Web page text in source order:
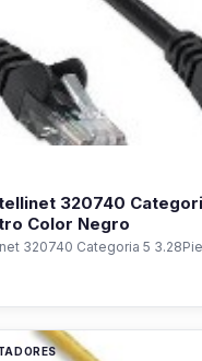
320740
Color Negro
320740 Categoria 5